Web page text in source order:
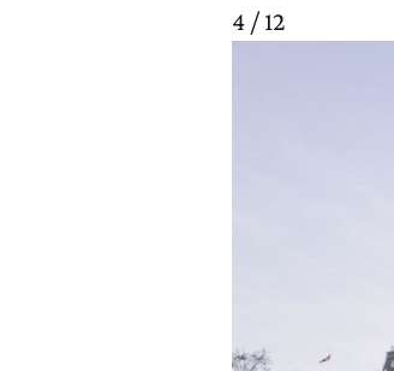
4 / 12